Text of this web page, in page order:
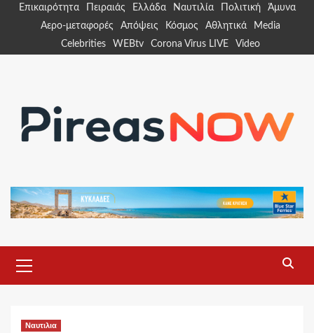
Επικαιρότητα Πειραιάς Ελλάδα Ναυτιλία Πολιτική
Άμυνα
Αερο-μεταφορές
Απόψεις Κόσμος Αθλητικά
Media
Celebrities
WEBtv Corona Virus LIVE Video
Menu
Ναυτιλια